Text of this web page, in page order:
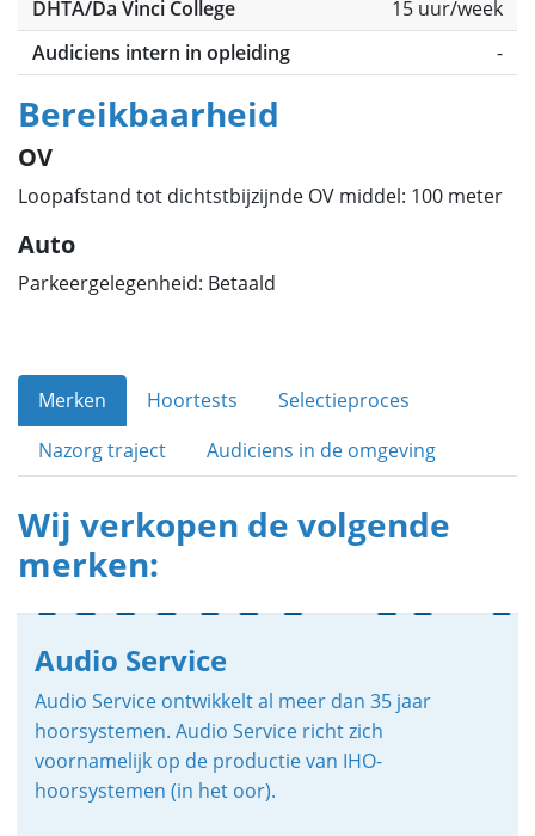
DHTA/Da Vinci College
15 uur/week
Audiciens intern in opleiding
-
Bereikbaarheid
OV
Loopafstand tot dichtstbijzijnde OV middel: 100 meter
Auto
Parkeergelegenheid: Betaald
Merken Hoortests
Selectieproces
Nazorg traject
Audiciens in de omgeving
Wij verkopen de volgende
merken:
Audio Service
Audio Service ontwikkelt al meer dan 35 jaar
hoorsystemen. Audio Service richt zich
voornamelijk op de productie van IHO-
hoorsystemen (in het oor).